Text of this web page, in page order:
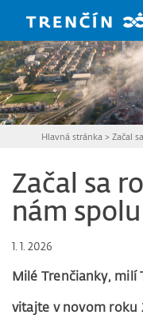
Hlavná stránka >Začal
Začal sa
nám
1. 1. 2026
Milé Trenčianky, milí
vitajte v novom roku